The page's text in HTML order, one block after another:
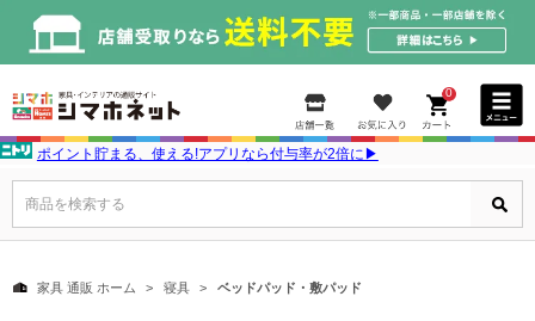
0
ポイント貯まる、使える!アプリなら付与率が2倍に▶
商品を検索する
家具 通販 ホーム 寝具 ベッドパッド・敷パッド